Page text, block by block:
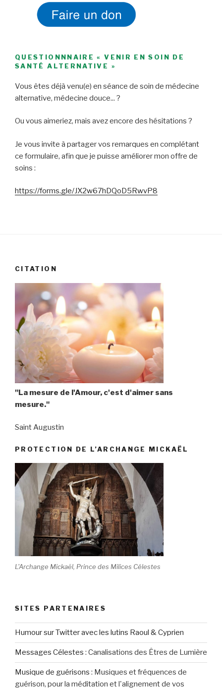
QUESTIONNNAIRE « VENIR EN SOIN DE
SANTÉ ALTERNATIVE »
Vous êtes déjà venu(e) en séance de soin de médecine
alternative, médecine douce... ?
Ou vous aimeriez, mais avez encore des hésitations ?
Je vous invite à partager vos remarques en complétant
ce formulaire, afin que je puisse améliorer mon offre de
soins :
https://forms.gle/JX2w67hDQoD5RwvP8
CITATION
"La mesure de l'Amour, c'est d'aimer sans
mesure."
Saint Augustin
PROTECTION DE L’ARCHANGE MICKAËL
L'Archange Mickaël, Prince des Milices Célestes
SITES PARTENAIRES
Humour sur Twitter avec les lutins Raoul & Cyprien
Messages Célestes : Canalisations des Êtres de Lumière
Musique de guérisons : Musiques et fréquences de
guérison, pour la méditation et l'alignement de vos